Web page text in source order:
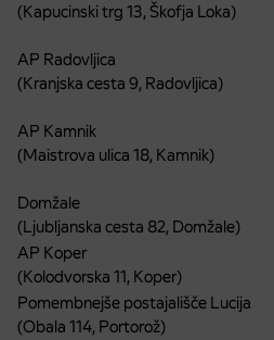
(Kapucinski trg 13, Škofja Loka)
AP Radovljica
(Kranjska cesta 9, Radovljica)
AP Kamnik
(Maistrova ulica 18, Kamnik)
Domžale
(Ljubljanska cesta 82, Domžale)
AP Koper
(Kolodvorska 11, Koper)
Pomembnejše postajališče Lucija
(Obala 114, Portorož)